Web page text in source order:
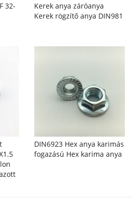
32-
Kerek anya záróanya
Kerek rögzítő anya DIN981
DIN6923 Hex anya karimás
fogazású Hex karima anya